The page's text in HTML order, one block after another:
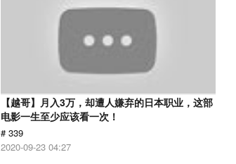
【越哥】月入3万，却遭人嫌弃的日本职业，这部
电影一生至少应该看一次！
# 339
2020-09-23 04:27